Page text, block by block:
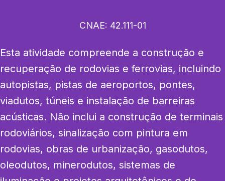
CNAE: 42.111-01
Esta atividade compreende a construção e
recuperação de rodovias e ferrovias, incluindo
autopistas, pistas de aeroportos, pontes,
viadutos, túneis e instalação de barreiras
acústicas. Não inclui a construção de terminais
rodoviários, sinalização com pintura em
rodovias, obras de urbanização, gasodutos,
oleodutos, minerodutos, sistemas de